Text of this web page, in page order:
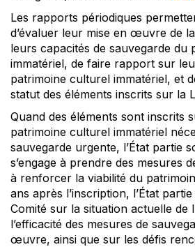
Les rapports périodiques
d’évaluer leur mise en œuvre de
leurs capacités de sauvegarde du
immatériel, de faire rapport sur
patrimoine culturel immatériel, et
statut des éléments inscrits sur la
Quand des éléments sont inscrits
patrimoine culturel immatériel
sauvegarde urgente, l’État partie
s’engage à prendre des mesures
à renforcer la viabilité du
ans après l’inscription, l’État
Comité sur la situation actuelle de
l’efficacité des mesures de
œuvre, ainsi que sur les défis